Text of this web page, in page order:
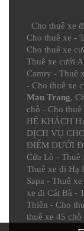
Cho thuê xe
Cho thuê xe -
Cho thuê xe
Thuê xe cưới
Camry - Thuê
- Cho thuê xe
Mau Trang,
chỗ - Cho thuê
HÈ KHÁCH
DỊCH VỤ
ĐIỂM DƯỚI
Cửa Lò - Thuê
Thuê xe đi Hạ
Sapa - Thuê
xe đi Cát Bà -
Thiên - Cho
thuê xe 45 chỗ